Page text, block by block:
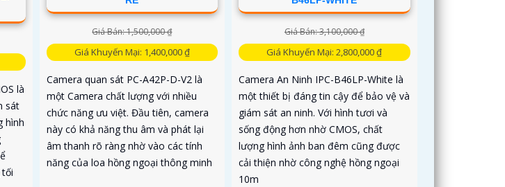
là
sát
hình
Giá Bán: 1,500,000 ₫
Giá Khuyến Mại: 1,400,000 ₫
Camera quan sát PC-A42P-D-V2 là
một Camera chất lượng với nhiều
chức năng ưu việt. Đầu tiên, camera
này có khả năng thu âm và phát lại
âm thanh rõ ràng nhờ vào các tính
năng của loa hồng ngoại thông minh
Giá Bán: 3,100,000 ₫
Giá Khuyến Mại: 2,800,000 ₫
Camera An Ninh IPC-B46LP-White là
một thiết bị đáng tin cậy để bảo vệ và
giám sát an ninh. Với hình tươi và
sống động hơn nhờ CMOS, chất
lượng hình ảnh ban đêm cũng được
cải thiện nhờ công nghệ hồng ngoại
10m